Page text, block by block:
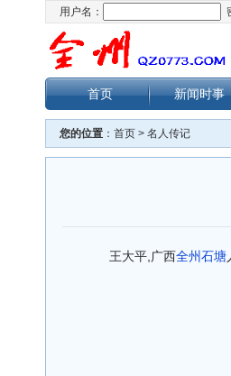
用户名：
首页 新闻时事
您的位置 ： 首页 > 名人传记
王大平,广西全州石塘